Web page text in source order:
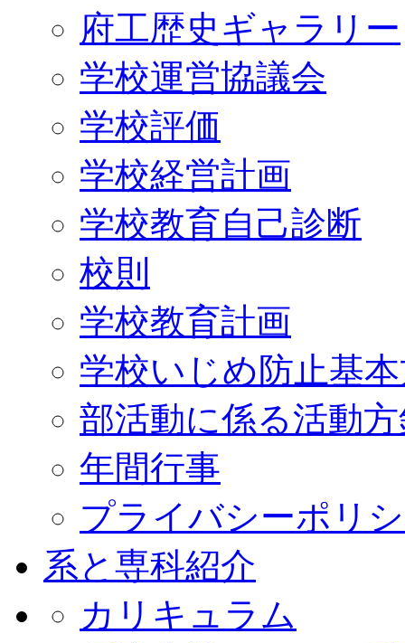
府工歴史ギャラリー
学校運営協議会
学校評価
学校経営計画
学校教育自己診断
校則
学校教育計画
学校いじめ防止基
部活動に係る活動
年間行事
プライバシーポリ
系と専科紹介
カリキュラム